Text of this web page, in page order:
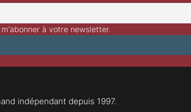
à votre newsletter.
indépendant depuis 1997.